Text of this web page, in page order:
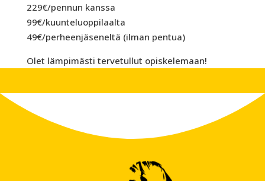
229€/pennun kanssa
99€/kuunteluoppilaalta
49€/perheenjäseneltä (ilman pentua)
Olet lämpimästi tervetullut opiskelemaan!